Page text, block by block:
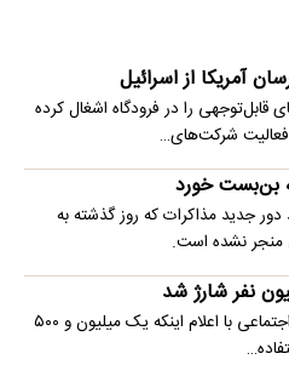
آمریکا از اسرائیل
را در فرودگاه اشغال کرده
فعالیت شرکت‌های…
بن‌بست خورد
دور جدید مذاکرات که روز گذشته به
منجر نشده است.
معاون رفاه وزارت تعاون، کار و رفاه اجتماعی با اعلام اینکه یک میلیون و ۵۰۰